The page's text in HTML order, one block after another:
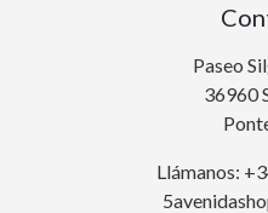
Paseo
36960
Llámanos: